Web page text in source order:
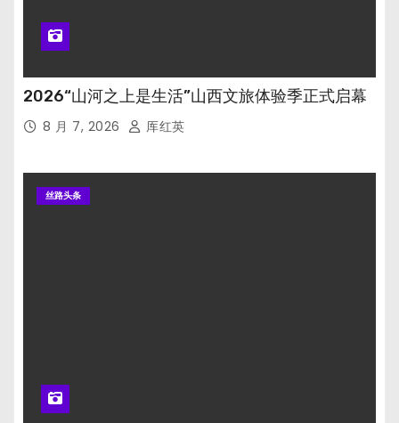
2026“山河之上是生活”山西文旅体验季正式启幕
8 月 7, 2026 厍红英
丝路头条